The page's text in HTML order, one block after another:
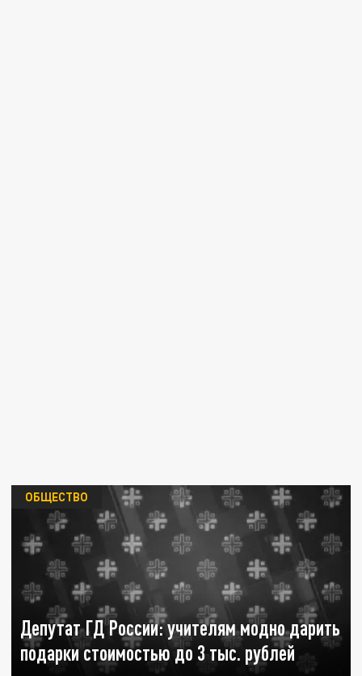
Депутат ГД России: учителям модно дарить
подарки стоимостью до 3 тыс. рублей
ОБЩЕСТВО